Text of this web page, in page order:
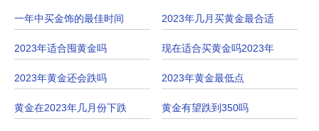
一年中买金饰的最佳时间 2023年几月买黄金最合适
2023年适合囤黄金吗 现在适合买黄金吗2023年
2023年黄金还会跌吗 2023年黄金最低点
黄金在2023年几月份下跌 黄金有望跌到350吗